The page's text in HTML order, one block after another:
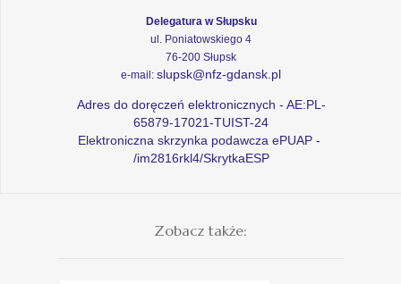
Delegatura w Słupsku
ul. Poniatowskiego 4
76-200 Słupsk
e-mail: slupsk@nfz-gdansk.pl
Adres do doręczeń elektronicznych - AE:PL-
65879-17021-TUIST-24
Elektroniczna skrzynka podawcza ePUAP -
/im2816rkl4/SkrytkaESP
Zobacz także: